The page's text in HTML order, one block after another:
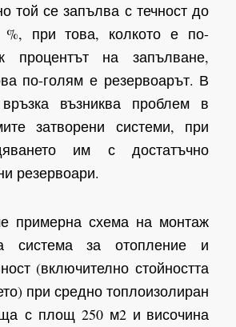
той се запълва с течност до
%, при това, колкото е по-
процентът на запълване,
по-голям е резервоарът. В
възниква проблем в
затворени системи, при
им с достатъчно
резервоари.
примерна схема на монтаж
система за отопление и
(включително стойността
при средно топлоизолиран
с площ 250 м2 и височина